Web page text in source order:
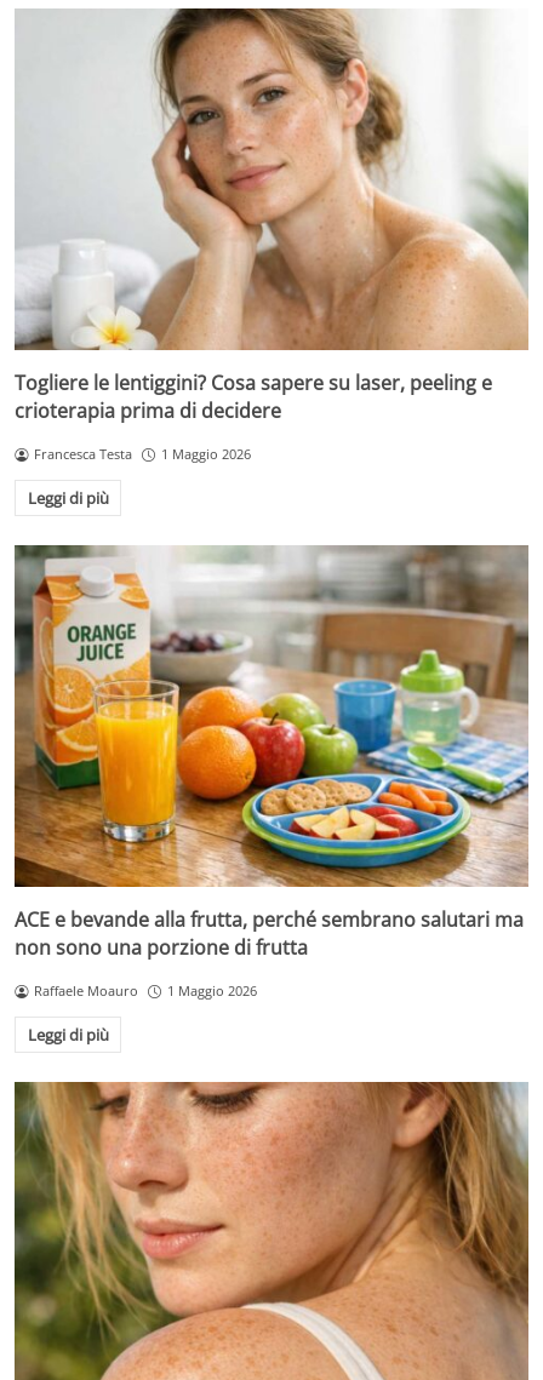
Togliere le lentiggini? Cosa sapere su laser, peeling e
crioterapia prima di decidere
Francesca Testa 1 Maggio 2026
Leggi di più
ACE e bevande alla frutta, perché sembrano salutari ma
non sono una porzione di frutta
Raffaele Moauro 1 Maggio 2026
Leggi di più